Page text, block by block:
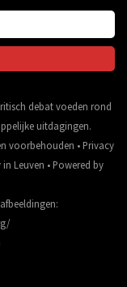
debat voeden rond
uitdagingen.
voorbehouden • Privacy
Leuven • Powered by